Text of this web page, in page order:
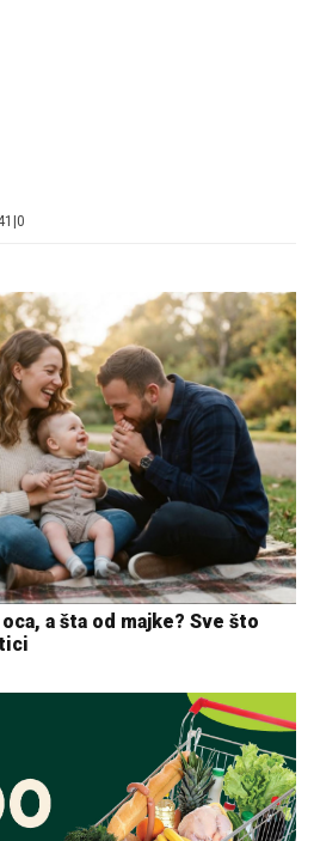
0
a šta od majke? Sve što